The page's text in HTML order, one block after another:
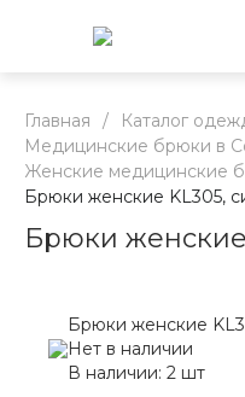
Главная / Каталог
Медицинские брюки в
Женские медицинские
Брюки женские KL305,
Брюки
Брюки женские
Нет в наличии
В наличии: 2 шт